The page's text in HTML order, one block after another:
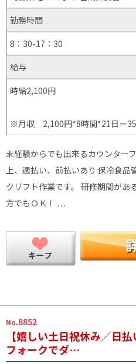
勤務時間
8：30-17：30
給与
時給2,100円
※月収 2,100円*8時間*21日＝
未経験からでも出来るカウンター
上、週払い、前払いあり 保冷食
クリフト作業です。 研修期間があ
方でもＯＫ！ …
No.8852
【嬉しい土日祝休み／日
フォークでダ…